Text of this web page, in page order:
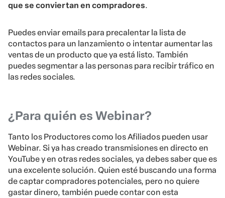
que se conviertan en compradores.
Puedes enviar emails para precalentar la lista de
contactos para un lanzamiento o intentar aumentar las
ventas de un producto que ya está listo. También
puedes segmentar a las personas para recibir tráfico en
las redes sociales.
¿Para quién es Webinar?
Tanto los Productores como los Afiliados pueden usar
Webinar. Si ya has creado transmisiones en directo en
YouTube y en otras redes sociales, ya debes saber que es
una excelente solución. Quien esté buscando una forma
de captar compradores potenciales, pero no quiere
gastar dinero, también puede contar con esta